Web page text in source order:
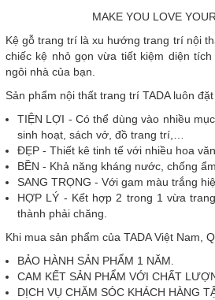
MAKE YOU LOVE
Kệ gỗ trang trí là xu hướng trang trí nội
chiếc kệ nhỏ gọn vừa tiết kiệm diện
ngôi nhà của bạn.
Sản phẩm nội thất trang trí TADA luôn
TIỆN LỢI - Có thể dùng vào nhiều
sinh hoạt, sách vở, đồ trang trí,…
ĐẸP - Thiết kê tinh tế với nhiều hoa
BỀN - Khả năng kháng nước, chống
SANG TRỌNG - Với gam màu trắng
HỢP LÝ - Kết hợp 2 trong 1 vừa
thành phải chăng.
Khi mua sản phẩm của TADA Việt Nam,
BẢO HÀNH SẢN PHẨM 1 NĂM.
CAM KẾT SẢN PHẨM VỚI CHẤT
DỊCH VỤ CHĂM SÓC KHÁCH HÀNG